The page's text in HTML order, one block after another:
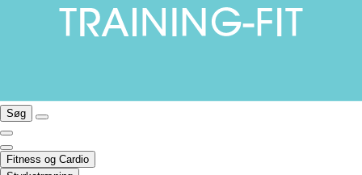
Søg
Fitness og Cardio